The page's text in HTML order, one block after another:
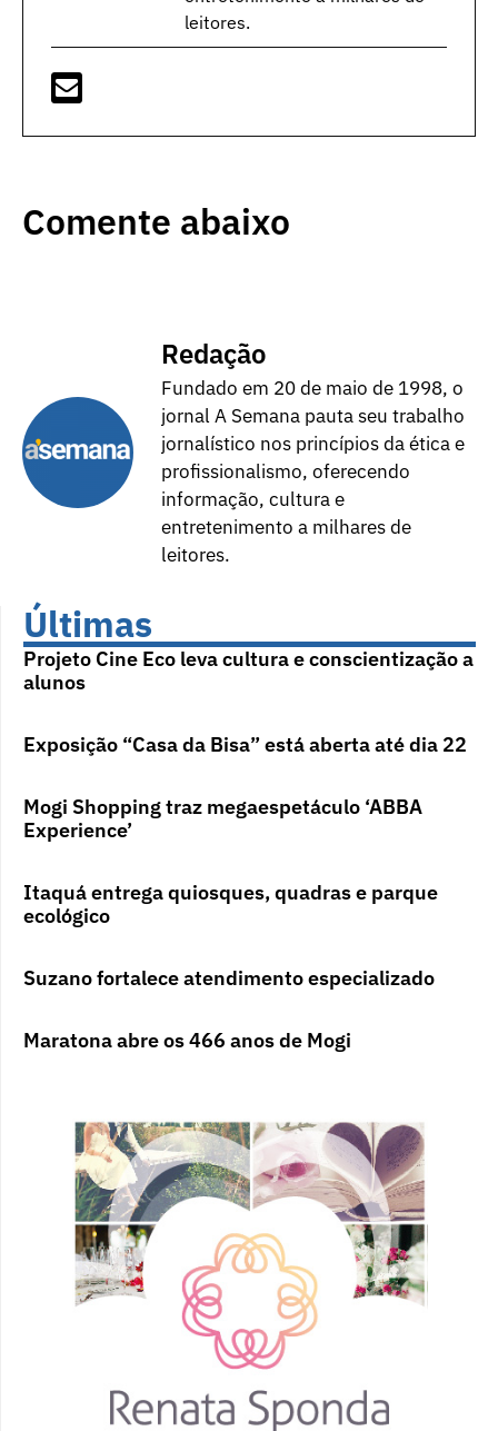
leitores.
Comente abaixo
Redação
Fundado em 20 de maio de 1998, o
jornal A Semana pauta seu trabalho
jornalístico nos princípios da ética e
profissionalismo, oferecendo
informação, cultura e
entretenimento a milhares de
leitores.
Últimas
Projeto Cine Eco leva cultura e conscientização a
alunos
Exposição “Casa da Bisa” está aberta até dia 22
Mogi Shopping traz megaespetáculo ‘ABBA
Experience’
Itaquá entrega quiosques, quadras e parque
ecológico
Suzano fortalece atendimento especializado
Maratona abre os 466 anos de Mogi